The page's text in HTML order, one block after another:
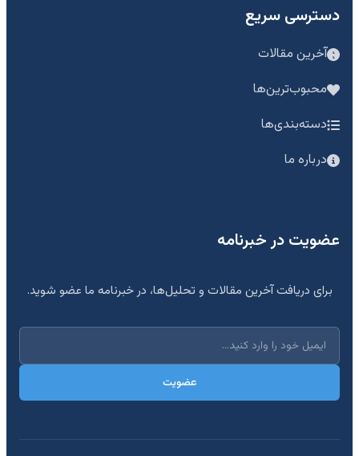
دسترسی سریع
آخرین مقالات
محبوب‌ترین‌ها
دسته‌بندی‌ها
درباره ما
عضویت در خبرنامه
برای دریافت آخرین مقالات و تحلیل‌ها، در خبرنامه ما عضو شوید.
عضویت